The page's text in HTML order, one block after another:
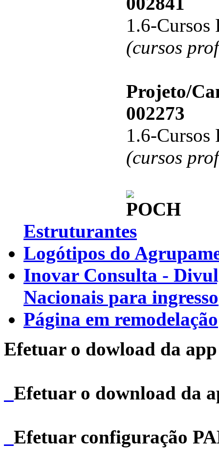
1.6-Cursos
(cursos
Projeto/
002273
1.6-Cursos
(cursos
Estruturantes
Logótipos do
Inovar Consulta -
Nacionais para ingresso
Página em remodelação
Efetuar o dowload da
Efetuar o download da
Efetuar configuração